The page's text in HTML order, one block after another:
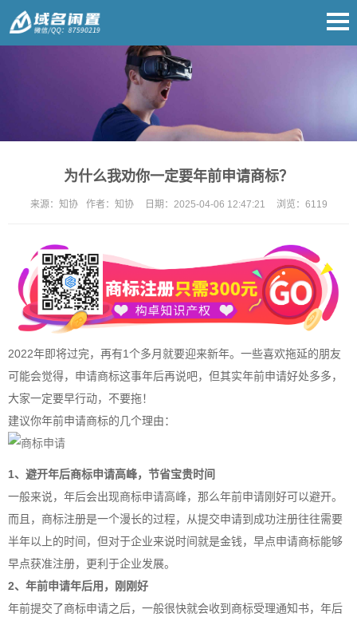
为什么我劝你一定要年前申请商标？
来源： 知协 作者： 知协 日期： 2025-04-06 12:47:21 浏览： 6119
2022年即将过完，再有1个多月就要迎来新年。一些喜欢拖延的朋友
可能会觉得，申请商标这事年后再说吧，但其实年前申请好处多多，
大家一定要早行动，不要拖！
建议你年前申请商标的几个理由：
1、避开年后商标申请高峰，节省宝贵时间
一般来说，年后会出现商标申请高峰，那么年前申请刚好可以避开。
而且， 商标注册是一个漫长的过程，从提交申请到成功注册往往需要
半年以上的时间，但对于企业来说时间就是金钱，早点申请商标能够
早点获准注册，更利于企业发展。
2、年前申请年后用，刚刚好
年前提交了商标申请之后，一般很快就会收到商标受理通知书，年后